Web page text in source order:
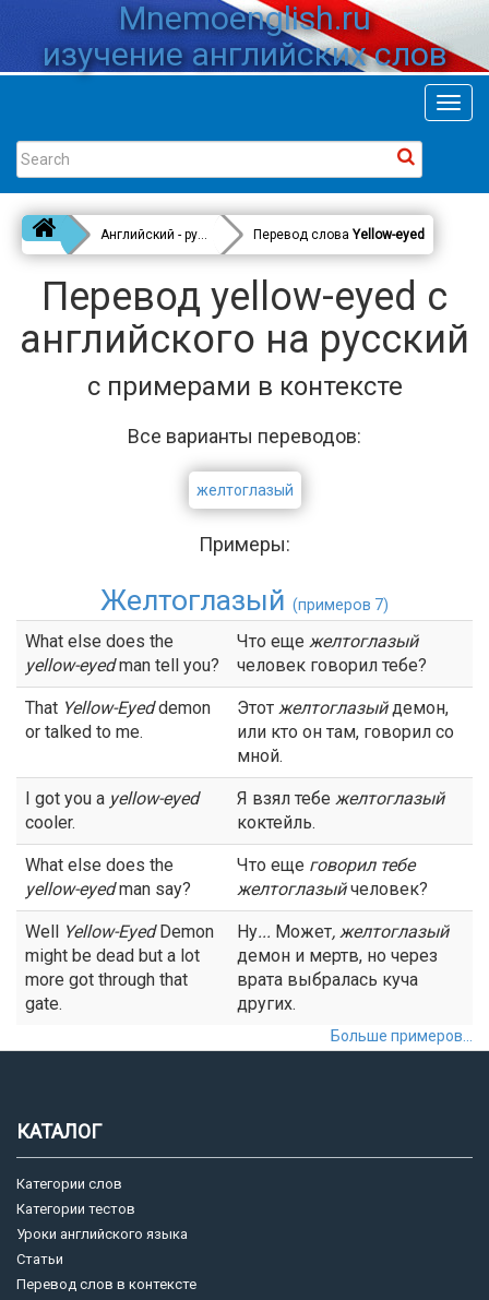
Mnemoenglish.ru
изучение английских слов
Английский - русский Перевод слова Yellow-eyed
Перевод yellow-eyed с
английского на русский
с примерами в контексте
Все варианты переводов:
желтоглазый
Примеры:
Желтоглазый (примеров 7)
What else does the
yellow-eyedman tell you?
Что еще желтоглазый
человек говорил тебе?
That Yellow-Eyeddemon
or talked to me.
Этот желтоглазыйдемон,
или кто он там, говорил со
мной.
I got you a yellow-eyed
cooler.
Я взял тебе желтоглазый
коктейль.
What else does the
yellow-eyedman say?
Что еще говорил тебе
желтоглазыйчеловек?
Well Yellow-EyedDemon
might be dead but a lot
more got through that
gate.
Ну... Может, желтоглазый
демон и мертв, но через
врата выбралась куча
других.
Больше примеров...
КАТАЛОГ
Категории слов
Категории тестов
Уроки английского языка
Статьи
Перевод слов в контексте